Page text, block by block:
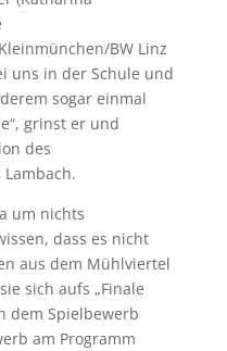
BW Linz
uns in der Schule und
sogar einmal
grinst er und
des
um nichts
dass es nicht
aus dem Mühlviertel
sich aufs „Finale
dem Spielbewerb
am Programm